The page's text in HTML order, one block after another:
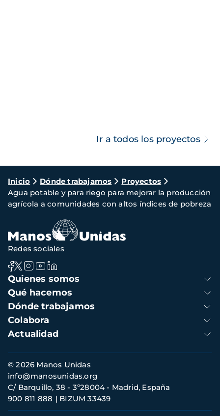
Ir a todos los proyectos
Ruta
de
navegación
Inicio Dónde trabajamos
Proyectos
Agua potable y para riego para mejorar la producción
agrícola a comunidades con altos índices de pobreza
Navegación
principal
Quienes somos
Qué hacemos
Dónde trabajamos
Colabora
Actualidad
Redes sociales
Información
de
contacto
© 2026 Manos Unidas
C/ Barquillo, 38 - 3º28004 - Madrid, España
900 811 888
BIZUM 33439
info@manosunidas.org